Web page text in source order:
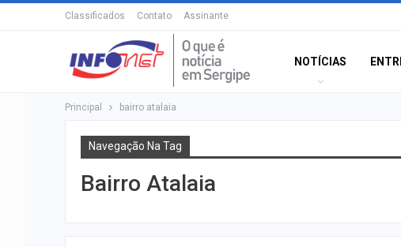
Classificados Contato Assinante
NOTÍCIAS
Principal bairro atalaia
Navegação Na Tag
Bairro Atalaia